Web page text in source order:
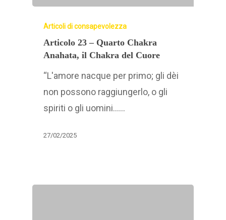
Articoli di consapevolezza
Articolo 23 – Quarto Chakra
Anahata, il Chakra del Cuore
“L'amore nacque per primo; gli dèi
non possono raggiungerlo, o gli
spiriti o gli uomini……
27/02/2025